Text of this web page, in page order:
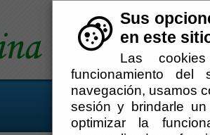
Sus
en este
Las
funcionamiento
navegación, usamos
sesión y brindarle
optimizar la
Pechina
Información corporativa
Conoce tu ayuntamiento